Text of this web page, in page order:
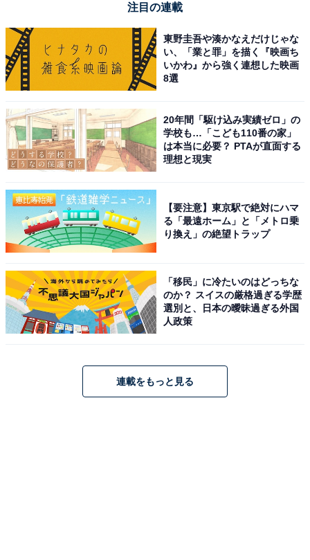
注目の連載
東野圭吾や湊かなえだけじゃな
い、「業と罪」を描く『映画ち
いかわ』から強く連想した映画
8選
20年間「駆け込み実績ゼロ」の
学校も…「こども110番の家」
は本当に必要？ PTAが直面する
理想と現実
【要注意】東京駅で絶対にハマ
る「最遠ホーム」と「メトロ乗
り換え」の絶望トラップ
「移民」に冷たいのはどっちな
のか？ スイスの厳格過ぎる学歴
選別と、日本の曖昧過ぎる外国
人政策
連載をもっと見る